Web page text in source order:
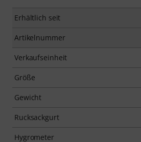
Erhältlich seit
Artikelnummer
Verkaufseinheit
Größe
Gewicht
Rucksackgurt
Hygrometer